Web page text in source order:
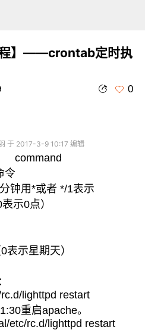
程】——crontab定时执
0
于 2017-3-9 10:17 编辑
钟用*或者 */1表示
示0点）
表示星期天）
lighttpd restart
重启apache。
etc/rc.d/lighttpd restart